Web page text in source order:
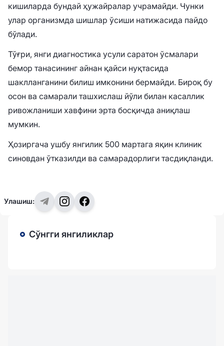
кишиларда бундай ҳужайралар учрамайди. Чунки
улар организмда шишлар ўсиши натижасида пайдо
бўлади.
Тўғри, янги диагностика усули саратон ўсмалари
бемор танасининг айнан қайси нуқтасида
шаклланганини билиш имконини бермайди. Бироқ бу
осон ва самарали ташхислаш йўли билан касаллик
ривожланиши хавфини эрта босқичда аниқлаш
мумкин.
Ҳозиргача ушбу янгилик 500 мартага яқин клиник
синовдан ўтказилди ва самарадорлиги тасдиқланди.
Улашиш:
Сўнгги янгиликлар